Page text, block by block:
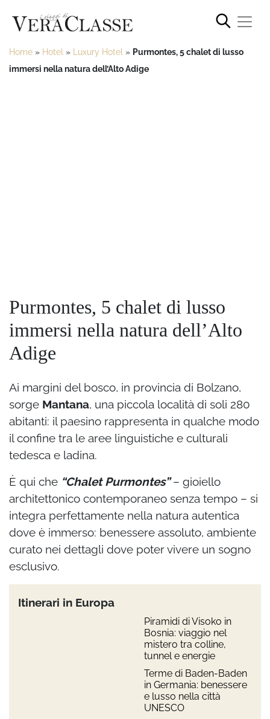
Home » Hotel » Luxury Hotel » Purmontes, 5 chalet di lusso
immersi nella natura dell’Alto Adige
Purmontes, 5 chalet di lusso
immersi nella natura dell’Alto
Adige
Ai margini del bosco, in provincia di Bolzano,
sorge Mantana, una piccola località di soli 280
abitanti: il paesino rappresenta in qualche modo
il confine tra le aree linguistiche e culturali
tedesca e ladina.
È qui che “Chalet Purmontes”– gioiello
architettonico contemporaneo senza tempo – si
integra perfettamente nella natura autentica
dove è immerso: benessere assoluto, ambiente
curato nei dettagli dove poter vivere un sogno
esclusivo.
Itinerari in Europa
Piramidi di Visoko in
Bosnia: viaggio nel
mistero tra colline,
tunnel e energie
Terme di Baden-Baden
in Germania: benessere
e lusso nella città
UNESCO